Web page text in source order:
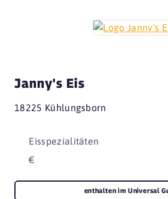
Janny's Eis
18225 Kühlungsborn
Eisspezialitäten
€
enthalten im Universal